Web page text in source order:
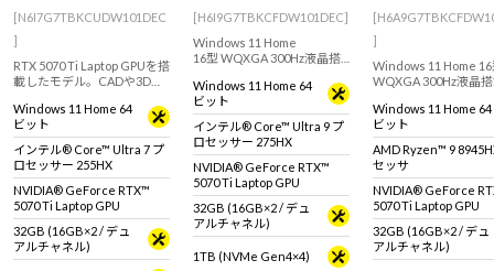
[N6I7G7TBKCUDW101DEC
]
RTX 5070 Ti Laptop GPUを搭
載したモデル。CADや3Dモ
おすすめなハイエンドクリ
エイターノートPC
Windows 11 Home 64
ビット
インテル® Core™ Ultra 7 プ
ロセッサー 255HX
NVIDIA® GeForce RTX™
5070 Ti Laptop GPU
32GB (16GB×2 / デュ
アルチャネル)
[H6I9G7TBKCFDW101DEC]
Windows 11 Home
16型 WQXGA 300Hz液晶搭
ノートPC！モバイル向け高
性能GPUで最新ゲームタイ
トルでも高性能を発揮
Windows 11 Home 64
ビット
インテル® Core™ Ultra 9 プ
ロセッサー 275HX
NVIDIA® GeForce RTX™
5070 Ti Laptop GPU
32GB (16GB×2 / デュ
アルチャネル)
1TB (NVMe Gen4×4)
]
Windows 11 Home 16
WQXGA 300Hz液晶
トPC！モバイル向け
GPUで最新ゲームタ
でも高性能を発揮
Windows 11 Home 64
ビット
AMD Ryzen™ 9
セッサ
NVIDIA® GeForce
5070 Ti Laptop GPU
32GB (16GB×2 / デュ
アルチャネル)